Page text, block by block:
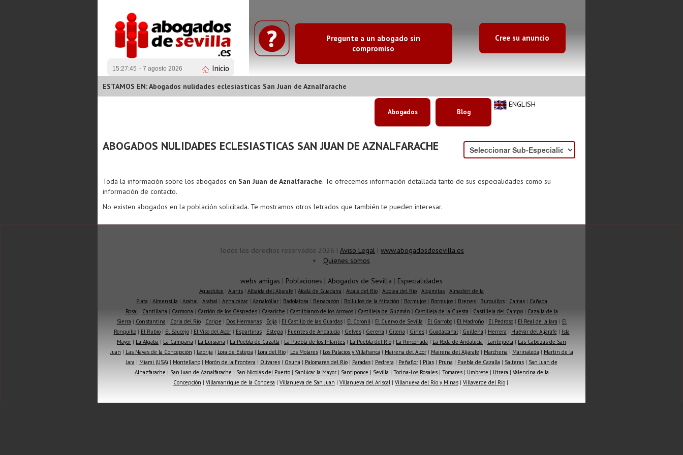
15:27:45 - 7 agosto 2026 Inicio
Pregunte a un abogado sin
compromiso
Cree su anuncio
ESTAMOS EN: Abogados nulidades eclesiasticas San Juan de Aznalfarache
ENGLISH
Abogados Blog
ABOGADOS NULIDADES ECLESIASTICAS SAN JUAN DE AZNALFARACHE
Toda la información sobre los abogados en San Juan de Aznalfarache. Te ofrecemos información detallada tanto de sus especialidades como su
información de contacto.
No existen abogados en la población solicitada. Te mostramos otros letrados que también te pueden interesar.
Todos los derechos reservados 2026 | Aviso Legal | www.abogadosdesevilla.es
Quienes somos
webs amigas | Poblaciones | Abogados de Sevilla | Especialidades
Aguadulce | Alanis | Albaida del Aljarafe | Alcalá de Guadaíra | Alcalá del Río | Alcolea del Río | Algámitas | Almadén de la
Plata | Almensilla | Arahal| Arahal| Aznalcázar| Aznalcóllar| Badolatosa | Benacazón | Bollullos de la Mitación | Bormujos| Bormujos| Brenes| Burguillos| Camas| Cañada
Rosal| Cantillana | Carmona | Carrión de los Céspedes| Casariche | Castilblanco de los Arroyos| Castilleja de Guzmán | Castilleja de la Cuesta | Castilleja del Campo| Cazalla de la
Sierra | Constantina | Coria del Río| Coripe | Dos Hermanas| Écija | El Castillo de las Guardas| El Coronil| El Cuervo de Sevilla | El Garrobo| El Madroño| El Pedroso| El Real de la Jara | El
Ronquillo| El Rubio| El Saucejo| El Viso del Alcor| Espartinas| Estepa | Fuentes de Andalucía | Gelves| Gerena | Gilena | Gines| Guadalcanal| Guillena | Herrera | Huévar del Aljarafe | Isla
Mayor | La Algaba | La Campana | La Luisiana | La Puebla de Cazalla | La Puebla de los Infantes | La Puebla del Río | La Rinconada | La Roda de Andalucía | Lantejuela | Las Cabezas de San
Juan | Las Navas de la Concepción | Lebrija | Lora de Estepa | Lora del Río| Los Molares| Los Palacios y Villafranca | Mairena del Alcor| Mairena del Aljarafe | Marchena | Marinaleda | Martin de la
Jara | Miami (USA) | Montellano| Morón de la Frontera | Olivares| Osuna | Palomares del Río| Paradas| Pedrera | Peñaflor| Pilas| Pruna | Puebla de Cazalla | Salteras| San Juan de
Alnazfarache | San Juan de Aznalfarache | San Nicolás del Puerto| Sanlúcar la Mayor| Santiponce | Sevilla | Tocina-Los Rosales| Tomares| Umbrete | Utrera | Valencina de la
Concepción | Villamanrique de la Condesa | Villanueva de San Juan | Villanueva del Ariscal| Villanueva del Río y Minas | Villaverde del Río |